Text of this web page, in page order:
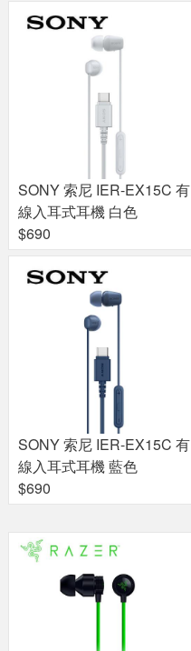
SONY 索尼 IER-EX15C 有
線入耳式耳機 白色
$690
SONY 索尼 IER-EX15C 有
線入耳式耳機 藍色
$690